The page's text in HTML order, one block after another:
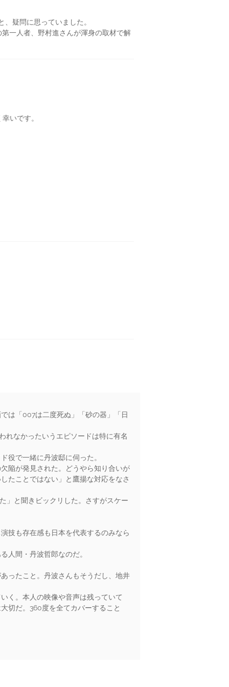
疑問に思っていました。
一人者、野村進さんが渾身の取材で解
いです。
は「007は二度死ぬ」「砂の器」「日
れなかったいうエピソードは特に有名
役で一緒に丹波邸に伺った。
陥が発見された。どうやら知り合いが
たことではない」と鷹揚な対応をなさ
」と聞きビックリした。さすがスケー
技も存在感も日本を代表するのみなら
人間・丹波哲郎なのだ。
ったこと。丹波さんもそうだし、地井
く。本人の映像や音声は残っていて
切だ。360度を全てカバーすること